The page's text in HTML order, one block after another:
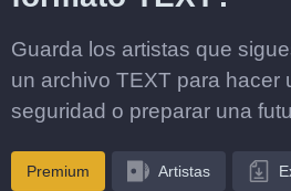
Guarda los artistas que
un archivo TEXT para hacer
seguridad o preparar una
Premium Artistas